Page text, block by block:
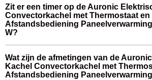
Zit er een timer op de Auronic
Convectorkachel met Thermostaat en
Afstandsbediening
W?
Wat zijn de afmetingen van de
Kachel Convectorkachel met
Afstandsbediening